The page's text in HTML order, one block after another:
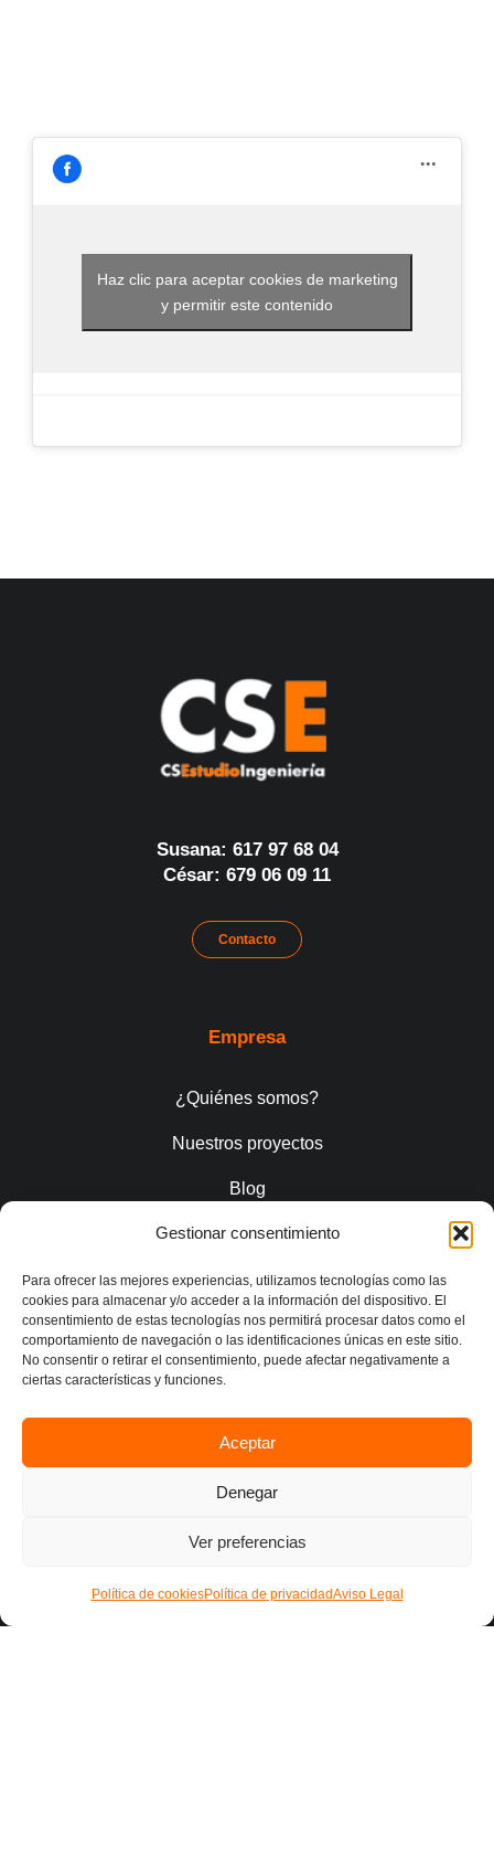
Gestionar consentimiento
Para ofrecer las mejores experiencias, utilizamos tecnologías como las
cookies para almacenar y/o acceder a la información del dispositivo. El
consentimiento de estas tecnologías nos permitirá procesar datos como el
comportamiento de navegación o las identificaciones únicas en este sitio.
No consentir o retirar el consentimiento, puede afectar negativamente a
ciertas características y funciones.
Aceptar
Denegar
Ver preferencias
Política de cookiesPolítica de privacidadAviso Legal
Haz clic para aceptar cookies de marketing
y permitir este contenido
Susana: 617 97 68 04
César: 679 06 09 11
Contacto
Empresa
¿Quiénes somos?
Nuestros proyectos
Blog
Contacto
Servicios
Homologación en ruta
Homologación VIP